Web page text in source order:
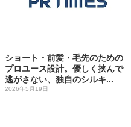
ショート・前髪・毛先のための
プロユース設計。優しく挟んで
逃がさない、独自のシルキ...
2026年5月19日